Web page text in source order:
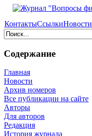
КонтактыСсылкиНовости
Содержание
Главная
Новости
Архив номеров
Все публикации на сайте
Авторы
Для авторов
Редакция
История журнала